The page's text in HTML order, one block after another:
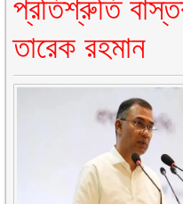
প্রতিশ্রুতি
তারেক রহমান